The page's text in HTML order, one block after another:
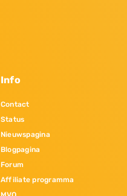
Info
Contact
Status
Nieuwspagina
Blogpagina
Forum
Affiliate programma